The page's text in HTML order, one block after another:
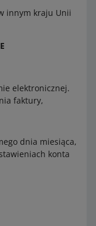
innym kraju Unii
elektronicznej.
faktury,
dnia miesiąca,
konta